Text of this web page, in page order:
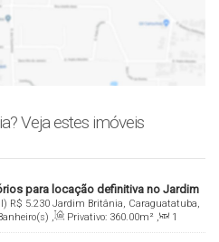
Veja estes imóveis
para locação definitiva no Jardim
/ SP
R$ 5.230 Jardim Britânia, Caraguatatuba,
, Privativo: 360.00m² ,
1
Total: 360.00m² , 2 Vaga(s) ,
Útil: